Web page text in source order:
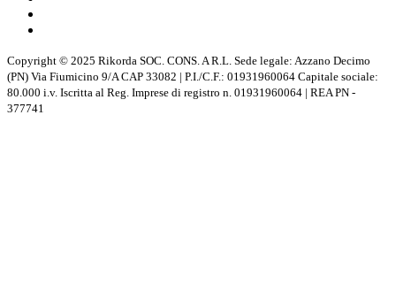
Copyright © 2025 Rikorda SOC. CONS. A R.L. Sede legale: Azzano Decimo
(PN) Via Fiumicino 9/A CAP 33082 | P.I./C.F.: 01931960064 Capitale sociale:
80.000 i.v. Iscritta al Reg. Imprese di registro n. 01931960064 | REA PN -
377741